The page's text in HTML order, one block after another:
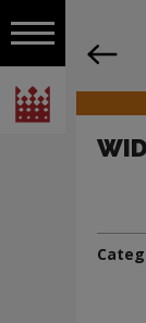
Open navigation
National Centre
Navigation